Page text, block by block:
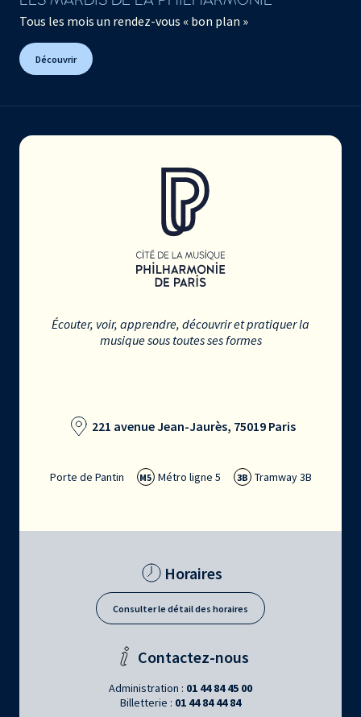
Tous les mois un rendez-vous « bon plan »
Découvrir
Écouter, voir, apprendre, découvrir et pratiquer la
musique sous toutes ses formes
221 avenue Jean-Jaurès, 75019 Paris
Porte de Pantin M5 Métro ligne 5 3B Tramway 3B
Horaires
Consulter le détail des horaires
Contactez-nous
Administration : 01 44 84 45 00
Billetterie : 01 44 84 44 84